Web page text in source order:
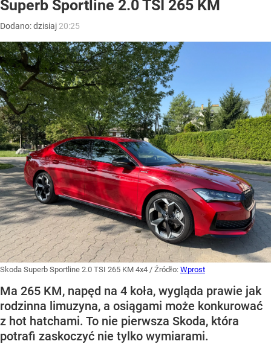
Superb Sportline 2.0 TSI 265 KM
Dodano:dzisiaj 20:25
Skoda Superb Sportline 2.0 TSI 265 KM 4x4 / Źródło: Wprost
Ma 265 KM, napęd na 4 koła, wygląda prawie jak
rodzinna limuzyna, a osiągami może konkurować
z hot hatchami. To nie pierwsza Skoda, która
potrafi zaskoczyć nie tylko wymiarami.